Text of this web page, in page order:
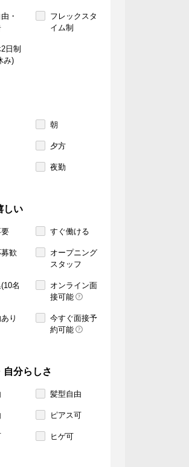
・
フレックスタ
イム制
日制
み)
朝
夕方
夜勤
しい
すぐ働ける
歓
オープニング
スタッフ
名
オンライン面
接可能
り
今すぐ面接予
約可能
自分らしさ
髪型自由
ピアス可
ヒゲ可